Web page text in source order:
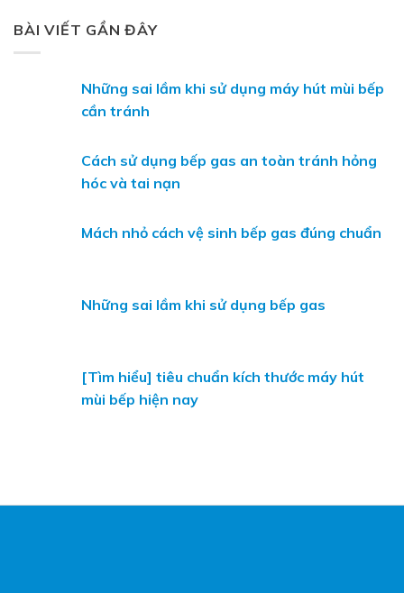
BÀI VIẾT GẦN ĐÂY
Những sai lầm khi sử dụng máy hút mùi bếp
cần tránh
Cách sử dụng bếp gas an toàn tránh hỏng
hóc và tai nạn
Mách nhỏ cách vệ sinh bếp gas đúng chuẩn
Những sai lầm khi sử dụng bếp gas
[Tìm hiểu] tiêu chuẩn kích thước máy hút
mùi bếp hiện nay